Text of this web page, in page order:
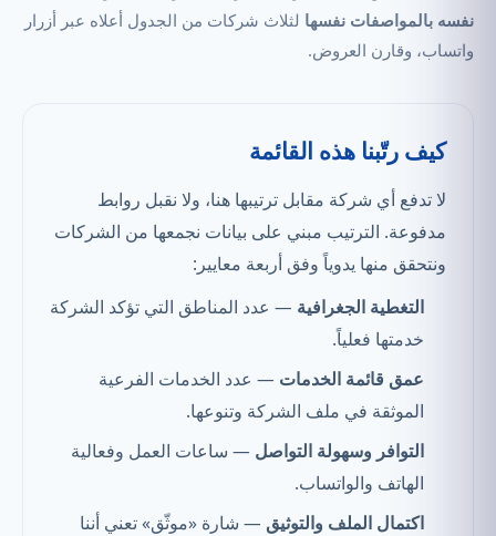
نفسه بالمواصفات نفسها لثلاث شركات من الجدول أعلاه عبر أزرار
واتساب، وقارن العروض.
كيف رتّبنا هذه القائمة
لا تدفع أي شركة مقابل ترتيبها هنا، ولا نقبل روابط
مدفوعة. الترتيب مبني على بيانات نجمعها من الشركات
ونتحقق منها يدوياً وفق أربعة معايير:
التغطية الجغرافية — عدد المناطق التي تؤكد الشركة
خدمتها فعلياً.
عمق قائمة الخدمات — عدد الخدمات الفرعية
الموثقة في ملف الشركة وتنوعها.
التوافر وسهولة التواصل — ساعات العمل وفعالية
الهاتف والواتساب.
اكتمال الملف والتوثيق — شارة «موثّق» تعني أننا